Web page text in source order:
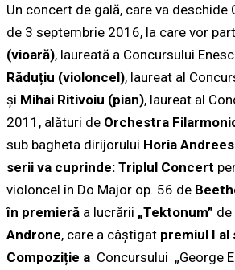
Un concert de gală, care va deschide
de 3 septembrie 2016, la care vor
(vioară), laureată a Concursului
Răduțiu (violoncel), laureat al
și Mihai Ritivoiu (pian), laureat al
2011, alături de Orchestra
sub bagheta dirijorului Horia
serii va cuprinde: Triplul Concert
violoncel în Do Major op. 56 de
în premieră a lucrării „Tektonum” de
Androne, care a câștigat premiul I al
Compoziție a Concursului „George